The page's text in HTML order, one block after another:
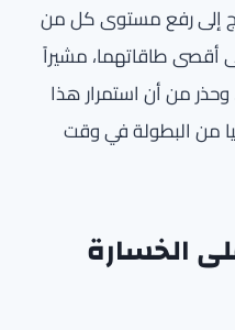
إلى رفع مستوى كل من
أقصى طاقاتهما، مشيراً
من أن استمرار هذا
من البطولة في وقت
الخسارة